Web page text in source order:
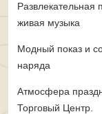
живая музыка
Модный показ и
наряда
Атмосфера
Торговый Центр.